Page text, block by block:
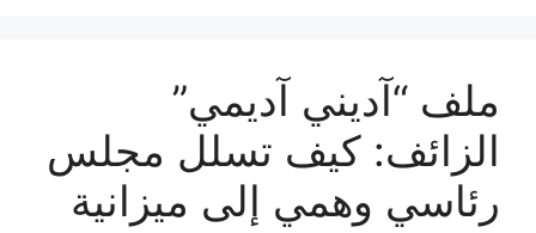
ملف “آديني آديمي”
الزائف: كيف تسلل مجلس
رئاسي وهمي إلى ميزانية